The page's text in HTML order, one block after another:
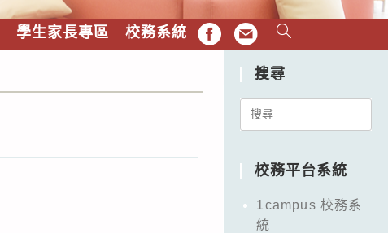
學生家長專區 校務系統 FB EMAIL
搜尋
Search
校務平台系統
1campus 校務系
統